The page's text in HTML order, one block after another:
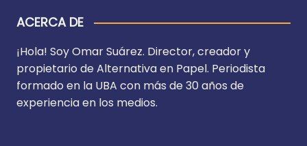
ACERCA DE
¡Hola! Soy Omar Suárez. Director, creador y
propietario de Alternativa en Papel. Periodista
formado en la UBA con más de 30 años de
experiencia en los medios.